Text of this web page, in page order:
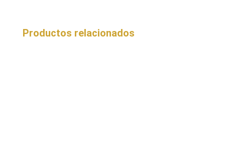
Productos relacionados